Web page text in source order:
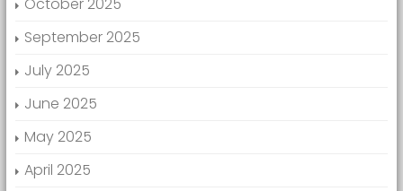
September 2025
July 2025
June 2025
May 2025
April 2025